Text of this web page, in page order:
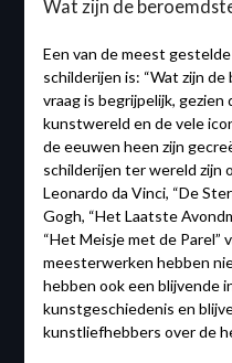
Wat zijn de
Een van de meest
schilderijen is: “Wat zijn
vraag is begrijpelijk,
kunstwereld en de vele
de eeuwen heen zijn
schilderijen ter wereld zijn
Leonardo da Vinci, “De
Gogh, “Het Laatste
“Het Meisje met de Parel”
meesterwerken hebben
hebben ook een blijvende
kunstgeschiedenis en
kunstliefhebbers over de